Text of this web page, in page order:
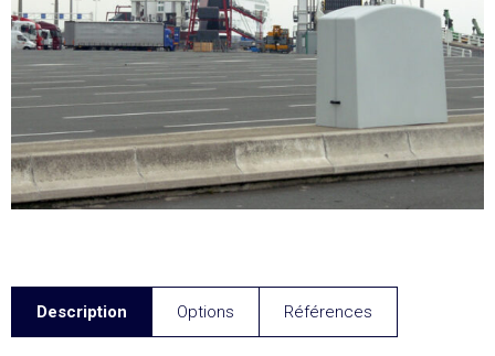
Description Options Références